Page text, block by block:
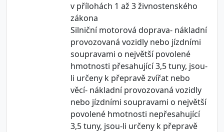
v přílohách 1 až 3 živnostenského
zákona
Silniční motorová doprava- nákladní
provozovaná vozidly nebo jízdními
soupravami o největší povolené
hmotnosti přesahující 3,5 tuny, jsou-
li určeny k přepravě zvířat nebo
věcí- nákladní provozovaná vozidly
nebo jízdními soupravami o největší
povolené hmotnosti nepřesahující
3,5 tuny, jsou-li určeny k přepravě